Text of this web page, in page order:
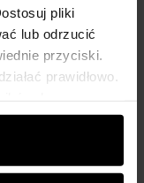
pliki
lub odrzucić
przyciski.
prawidłowo.
treści,
informujące o
o tym,